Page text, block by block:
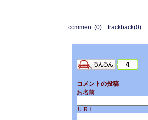
comment (0) trackback(0)
4
コメントの投稿
お名前
ＵＲＬ